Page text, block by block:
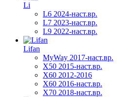
Li
L6 2024-наст.вр.
L7 2023-наст.вр.
L9 2022-наст.вр.
Lifan
MyWay 2017-наст.вр.
X50 2015-наст.вр.
X60 2012-2016
X60 2016-наст.вр.
X70 2018-наст.вр.